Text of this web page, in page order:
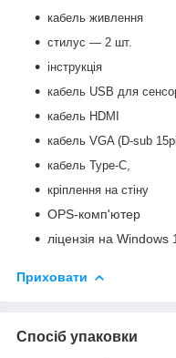
кабель живлення
стилус — 2 шт.
інструкція
кабель USB для
кабель HDMI
кабель VGA (D-sub
кабель Type-C,
кріплення на стіну
OPS-комп'ютер
ліцензія на Windows
Приховати
Спосіб упаковки